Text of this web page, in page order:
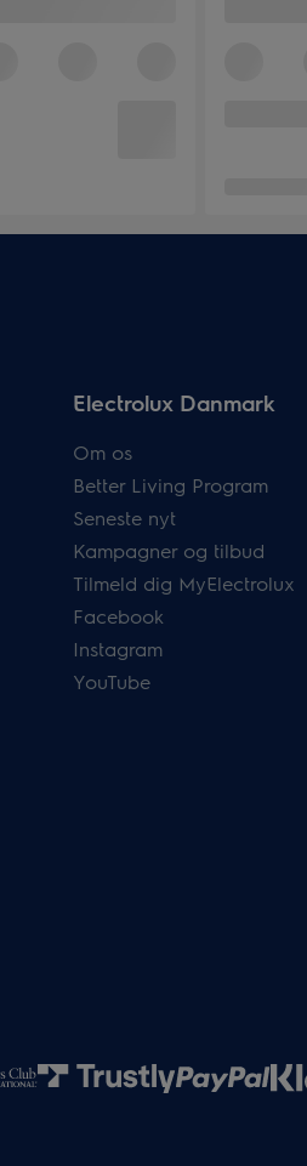
Electrolux Danmark
Om os
Better Living Program
Seneste nyt
Kampagner og tilbud
Tilmeld dig MyElectrolux
Facebook
Instagram
YouTube